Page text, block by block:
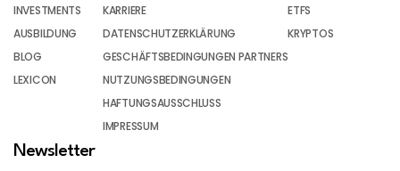
INVESTMENTS
AUSBILDUNG
BLOG
LEXICON
KARRIERE
DATENSCHUTZERKLÄRUNG
GESCHÄFTSBEDINGUNGEN PARTNERS
NUTZUNGSBEDINGUNGEN
HAFTUNGSAUSSCHLUSS
IMPRESSUM
ETFS
KRYPTOS
Newsletter